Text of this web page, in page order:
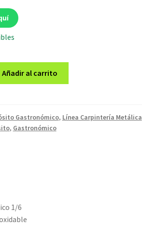
Añadir al carrito
Gastronómico, Línea Carpintería Metálica
, Gastronómico
1/6